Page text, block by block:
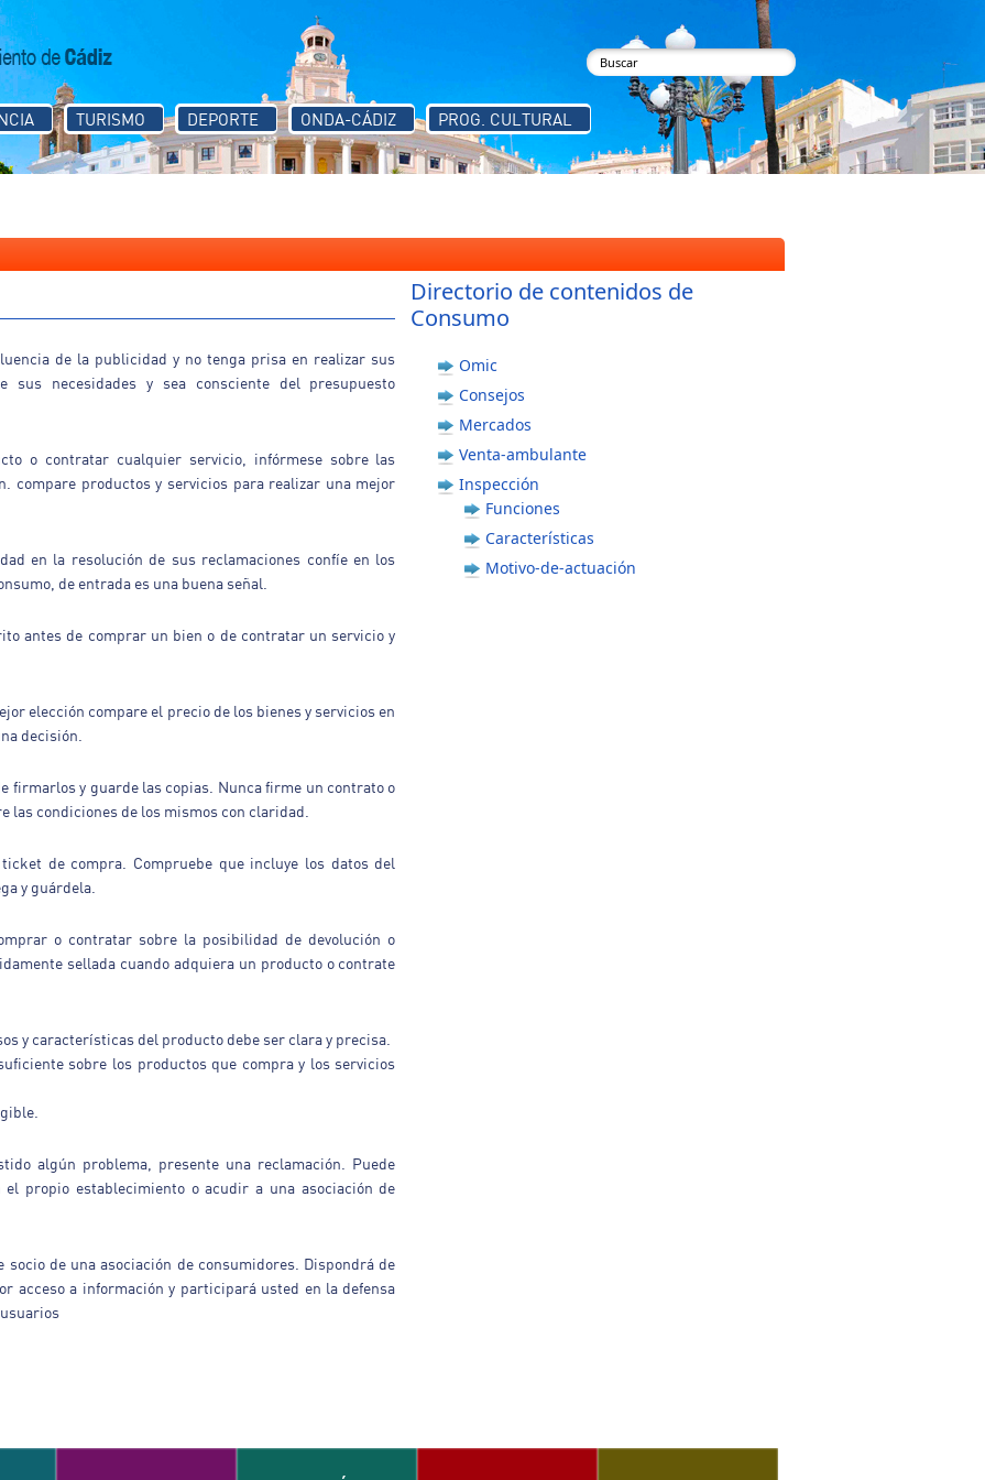
Formulario de búsqueda
TURISMO DEPORTE ONDA-CÁDIZ PROG. CULTURAL
de la publicidad y no tenga prisa en realizar sus
sus necesidades y sea consciente del presupuesto
o contratar cualquier servicio, infórmese sobre las
compare productos y servicios para realizar una mejor
en la resolución de sus reclamaciones confíe en los
de entrada es una buena señal.
antes de comprar un bien o de contratar un servicio y
elección compare el precio de los bienes y servicios en
decisión.
firmarlos y guarde las copias. Nunca firme un contrato o
las condiciones de los mismos con claridad.
de compra. Compruebe que incluye los datos del
y guárdela.
o contratar sobre la posibilidad de devolución o
sellada cuando adquiera un producto o contrate
y características del producto debe ser clara y precisa.
sobre los productos que compra y los servicios
algún problema, presente una reclamación. Puede
propio establecimiento o acudir a una asociación de
de una asociación de consumidores. Dispondrá de
acceso a información y participará usted en la defensa
Directorio de contenidos de
Consumo
Omic
Consejos
Mercados
Venta-ambulante
Inspección
Funciones
Características
Motivo-de-actuación